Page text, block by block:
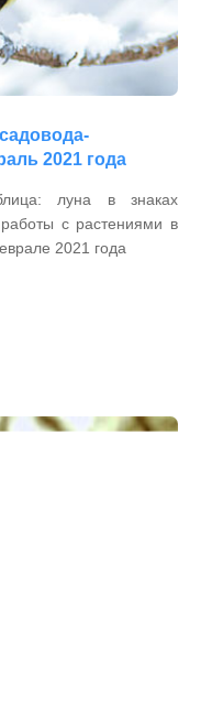
2021 года
луна в знаках
с растениями в
2021 года